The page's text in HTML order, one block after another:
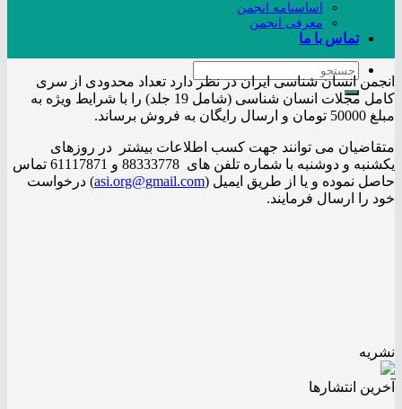
اساسنامه انجمن
معرفی انجمن
تماس با ما
انجمن انسان شناسی ایران در نظر دارد تعداد محدودی از سری
کامل مجلات انسان شناسی (شامل 19 جلد) را با شرایط ویژه به
مبلغ 50000 تومان و ارسال رایگان به فروش برساند.
متقاضیان می توانند جهت کسب اطلاعات بیشتر در روزهای
یکشنبه و دوشنبه با شماره تلفن های 88333778 و 61117871 تماس
حاصل نموده و یا از طریق ایمیل (asi.org@gmail.com) درخواست
خود را ارسال فرمایند.
نشریه
آخرین انتشار‌ها